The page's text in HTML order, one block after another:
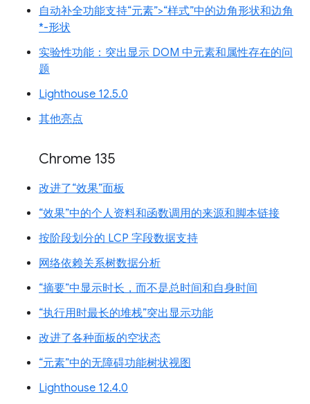
自动补全功能支持“元素”>“样式”中的边角形状和边角
*-形状
实验性功能：突出显示 DOM 中元素和属性存在的问
题
Lighthouse 12.5.0
其他亮点
Chrome 135
改进了“效果”面板
“效果”中的个人资料和函数调用的来源和脚本链接
按阶段划分的 LCP 字段数据支持
网络依赖关系树数据分析
“摘要”中显示时长，而不是总时间和自身时间
“执行用时最长的堆栈”突出显示功能
改进了各种面板的空状态
“元素”中的无障碍功能树状视图
Lighthouse 12.4.0